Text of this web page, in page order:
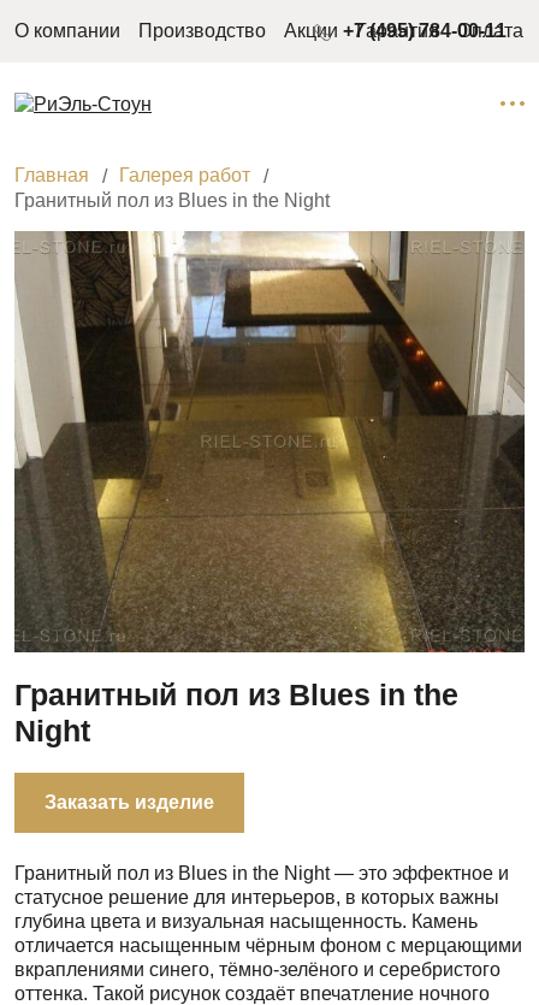
О компании Производство Акции Гарантия Оплата
+7 (495) 784-00-11
Главная
Галерея работ
Гранитный пол из Blues in the Night
Гранитный пол из Blues in the
Night
Заказать изделие
Гранитный пол из Blues in the Night — это эффектное и
статусное решение для интерьеров, в которых важны
глубина цвета и визуальная насыщенность. Камень
отличается насыщенным чёрным фоном с мерцающими
вкраплениями синего, тёмно-зелёного и серебристого
оттенка. Такой рисунок создаёт впечатление ночного